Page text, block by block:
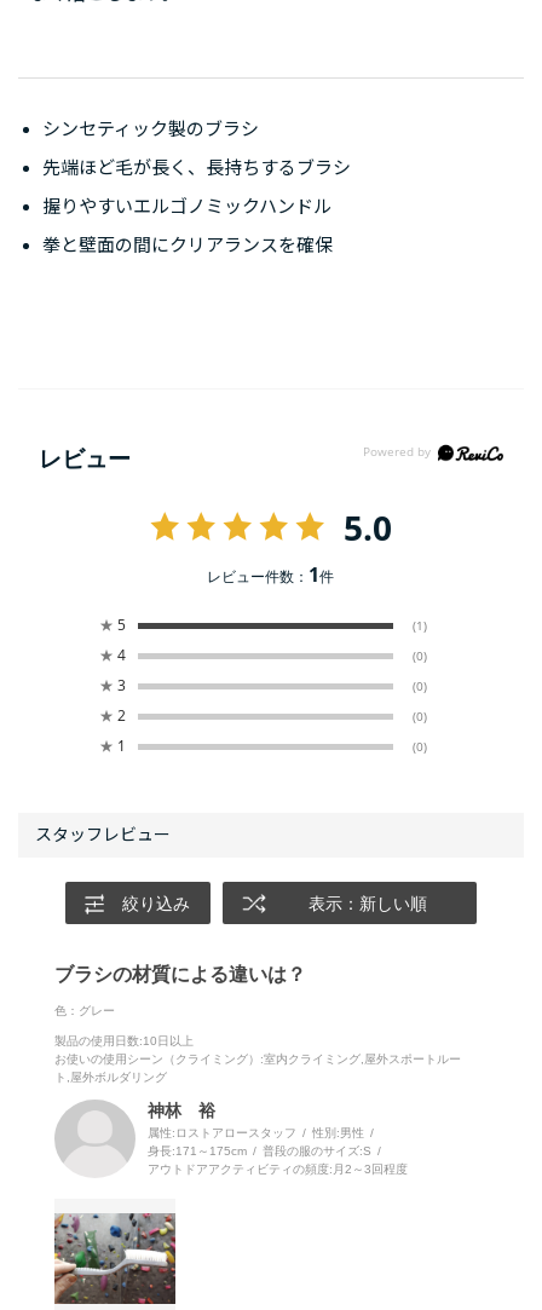
シンセティック製のブラシ
先端ほど毛が長く、長持ちするブラシ
握りやすいエルゴノミックハンドル
拳と壁面の間にクリアランスを確保
レビュー
5.0
レビュー件数： 1件
★ 5 (1)
★ 4 (0)
★ 3 (0)
★ 2 (0)
★ 1 (0)
絞り込み 表示：新しい順
ブラシの材質による違いは？
色：グレー
製品の使用日数:10日以上
お使いの使用シーン（クライミング） :室内クライミング,屋外スポートルー
ト,屋外ボルダリング
神林 裕
属性:ロストアロースタッフ 性別:男性
身長:171～175cm 普段の服のサイズ:S
アウトドアアクティビティの頻度: 月2～3回程度